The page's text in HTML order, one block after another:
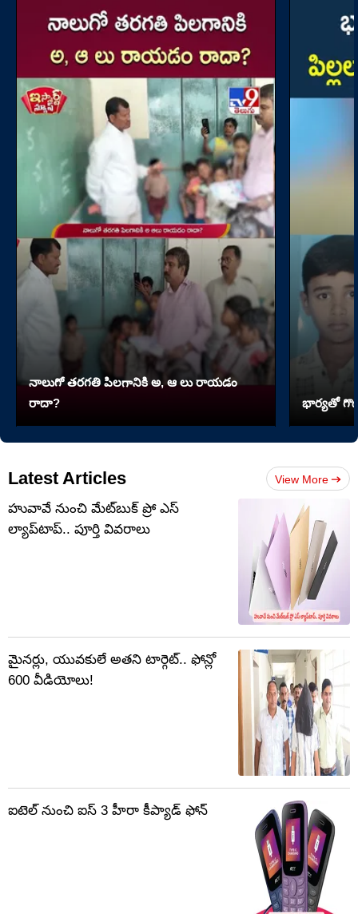
నాలుగో త‌ర‌గతి పిలగానికి అ, ఆ లు రాయ‌డం
రాదా?
భార్యతో
Latest Articles View More
హువావే నుంచి మేట్‌బుక్ ప్రో ఎస్
ల్యాప్‌టాప్.. పూర్తి వివరాలు
మైనర్లు, యువకులే అతని టార్గెట్.. ఫోన్లో
600 వీడియోలు!
ఐటెల్ నుంచి ఐస్ 3 హీరా కీప్యాడ్ ఫోన్